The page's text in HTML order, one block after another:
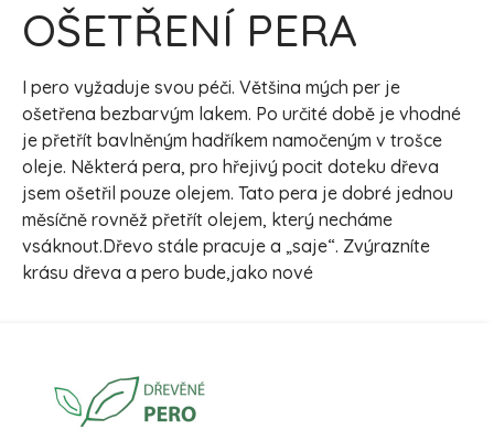
OŠETŘENÍ PERA
I pero vyžaduje svou péči. Většina mých per je
ošetřena bezbarvým lakem. Po určité době je vhodné
je přetřít bavlněným hadříkem namočeným v trošce
oleje. Některá pera, pro hřejivý pocit doteku dřeva
jsem ošetřil pouze olejem. Tato pera je dobré jednou
měsíčně rovněž přetřít olejem, který necháme
vsáknout.Dřevo stále pracuje a „saje“. Zvýrazníte
krásu dřeva a pero bude,jako nové